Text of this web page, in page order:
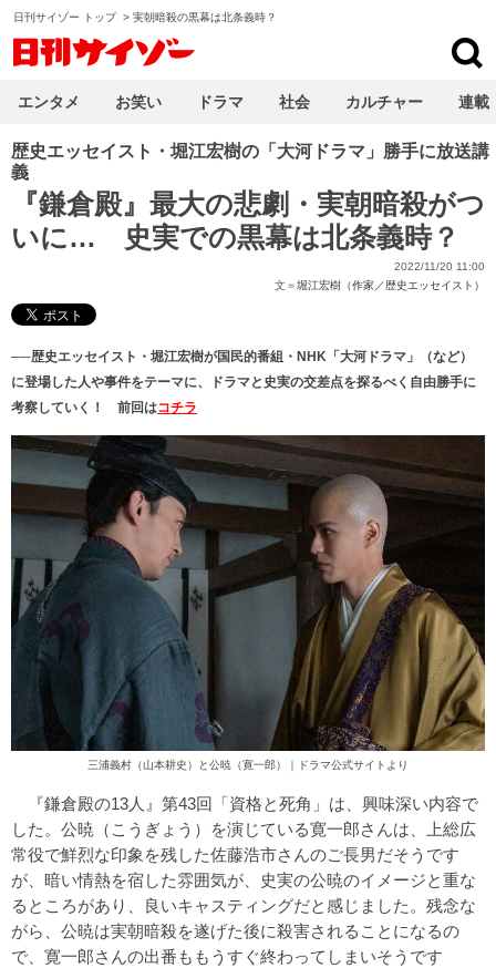
日刊サイゾー トップ > 実朝暗殺の黒幕は北条義時？
歴史エッセイスト・堀江宏樹の「大河ドラマ」勝手に放送講
義
『鎌倉殿』最大の悲劇・実朝暗殺がつ
いに… 史実での黒幕は北条義時？
2022/11/20 11:00
文＝堀江宏樹（作家／歴史エッセイスト）
──歴史エッセイスト・堀江宏樹が国民的番組・NHK「大河ドラマ」（など）
に登場した人や事件をテーマに、ドラマと史実の交差点を探るべく自由勝手に
考察していく！ 前回はコチラ
三浦義村（山本耕史）と公暁（寛一郎）｜ ドラマ公式サイト より
『鎌倉殿の13人』第43回「資格と死角」は、興味深い内容で
した。公暁（こうぎょう）を演じている寛一郎さんは、上総広
常役で鮮烈な印象を残した佐藤浩市さんのご長男だそうです
が、暗い情熱を宿した雰囲気が、史実の公暁のイメージと重な
るところがあり、良いキャスティングだと感じました。残念な
がら、公暁は実朝暗殺を遂げた後に殺害されることになるの
で、寛一郎さんの出番ももうすぐ終わってしまいそうです
エンタメ お笑い ドラマ 社会 カルチャー 連載